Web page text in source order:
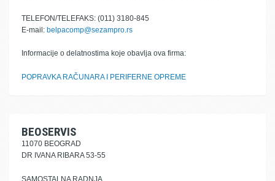
TELEFON/TELEFAKS: (011) 3180-845
E-mail: belpacomp@sezampro.rs
Informacije o delatnostima koje obavlja ova firma:
POPRAVKA RAČUNARA I PERIFERNE OPREME
BEOSERVIS
11070 BEOGRAD
DR IVANA RIBARA 53-55
SAMOSTALNA RADNJA